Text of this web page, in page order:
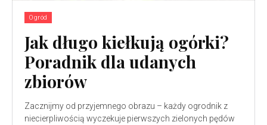
Ogród
Jak długo kiełkują ogórki?
Poradnik dla udanych
zbiorów
Zacznijmy od przyjemnego obrazu – każdy ogrodnik z
niecierpliwością wyczekuje pierwszych zielonych pędów